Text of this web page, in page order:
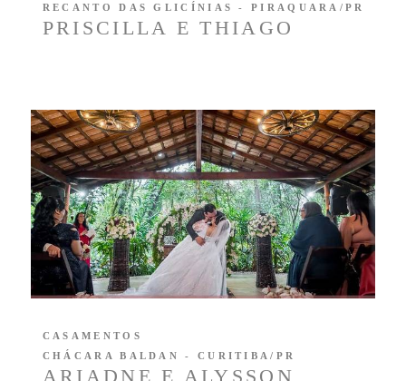
PRISCILLA E THIAGO
RECANTO DAS GLICÍNIAS - PIRAQUARA/PR
ARIADNE E ALYSSON
CASAMENTOS
CHÁCARA BALDAN - CURITIBA/PR